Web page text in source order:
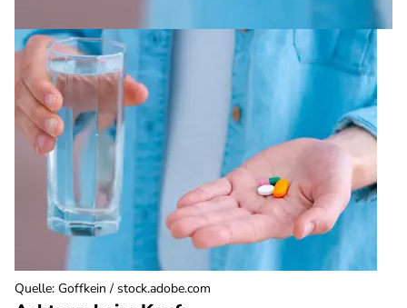
Quelle: Goffkein / stock.adobe.com